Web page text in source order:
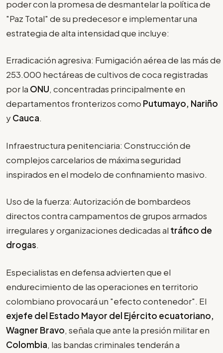
poder con la promesa de desmantelar la política de
"Paz Total" de su predecesor e implementar una
estrategia de alta intensidad que incluye:
Erradicación agresiva: Fumigación aérea de las más de
253.000 hectáreas de cultivos de coca registradas
por la ONU, concentradas principalmente en
departamentos fronterizos como Putumayo, Nariño
yCauca.
Infraestructura penitenciaria: Construcción de
complejos carcelarios de máxima seguridad
inspirados en el modelo de confinamiento masivo.
Uso de la fuerza: Autorización de bombardeos
directos contra campamentos de grupos armados
irregulares y organizaciones dedicadas al tráfico de
drogas.
Especialistas en defensa advierten que el
endurecimiento de las operaciones en territorio
colombiano provocará un "efecto contenedor". El
exjefe del Estado Mayor del Ejército ecuatoriano,
Wagner Bravo, señala que ante la presión militar en
Colombia, las bandas criminales tenderán a